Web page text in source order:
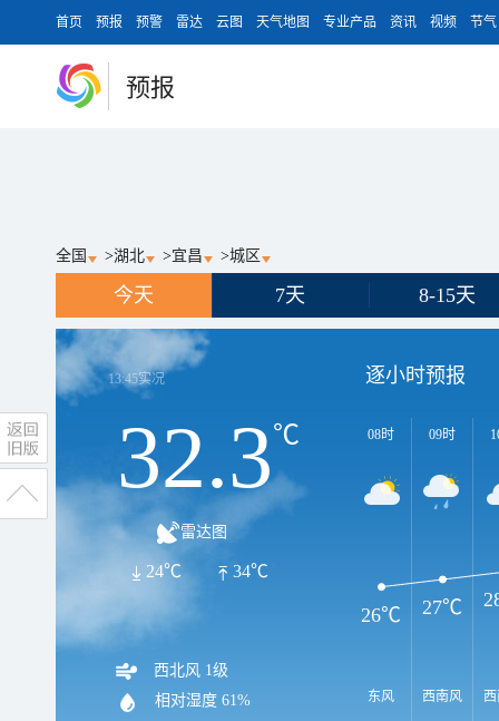
首页 预报 预警 雷达 云图 天气地图 专业产品 资讯 视频 节气
预报
全国 >湖北 >宜昌 >城区
今天 7天 8-15天
13:45实况
32.3℃
雷达图
34℃
24℃
西北风 1级
相对湿度 61%
逐小时预报
08时
东风
09时
西南风
26℃ 27℃